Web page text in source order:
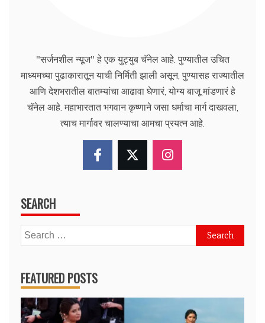
"सर्जनशील न्यूज" हे एक युट्युब चॅनेल आहे. पुण्यातील उचित
माध्यमच्या पुढाकारातून याची निर्मिती झाली असून, पुण्यासह राज्यातील
आणि देशभरातील बातम्यांचा आढावा घेणारं, योग्य बाजू मांडणारं हे
चॅनेल आहे. महाभारतात भगवान कृष्णाने जसा धर्माचा मार्ग दाखवला,
त्याच मार्गावर चालण्याचा आमचा प्रयत्न आहे.
SEARCH
Search
for:
FEATURED POSTS